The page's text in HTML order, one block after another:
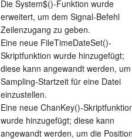
Die System$()-Funktion wurde
erweitert, um dem Signal-Befehl
Zeilenzugang zu geben.
Eine neue FileTimeDateSet()-
Skriptfunktion wurde hinzugefügt;
diese kann angewandt werden,
Sampling-Startzeit für eine Datei
einzustellen.
Eine neue ChanKey()-
wurde hinzugefügt; diese kann
angewandt werden, um die